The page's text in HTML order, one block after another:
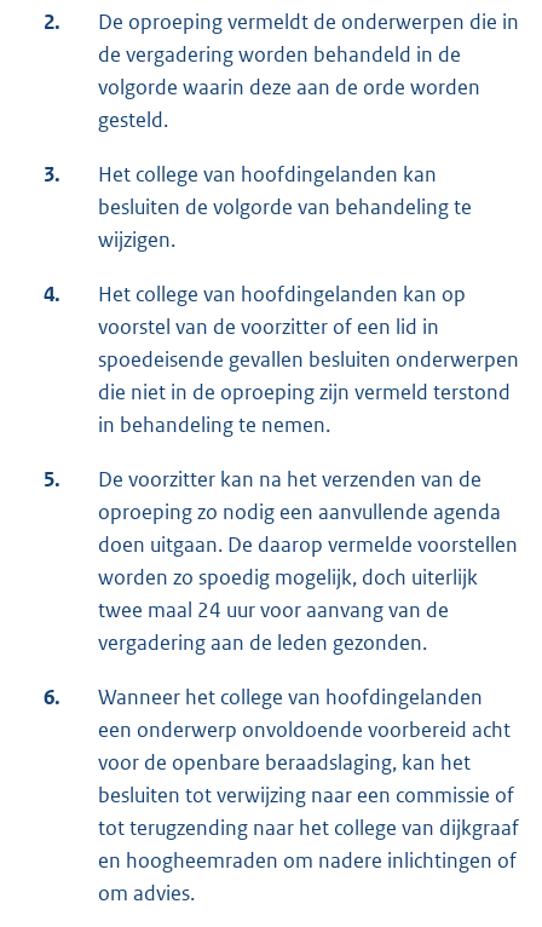
2.
De oproeping vermeldt de onderwerpen die in
de vergadering worden behandeld in de
volgorde waarin deze aan de orde worden
gesteld.
3.
Het college van hoofdingelanden kan
besluiten de volgorde van behandeling te
wijzigen.
4.
Het college van hoofdingelanden kan op
voorstel van de voorzitter of een lid in
spoedeisende gevallen besluiten onderwerpen
die niet in de oproeping zijn vermeld terstond
in behandeling te nemen.
5.
De voorzitter kan na het verzenden van de
oproeping zo nodig een aanvullende agenda
doen uitgaan. De daarop vermelde voorstellen
worden zo spoedig mogelijk, doch uiterlijk
twee maal 24 uur voor aanvang van de
vergadering aan de leden gezonden.
6.
Wanneer het college van hoofdingelanden
een onderwerp onvoldoende voorbereid acht
voor de openbare beraadslaging, kan het
besluiten tot verwijzing naar een commissie of
tot terugzending naar het college van dijkgraaf
en hoogheemraden om nadere inlichtingen of
om advies.